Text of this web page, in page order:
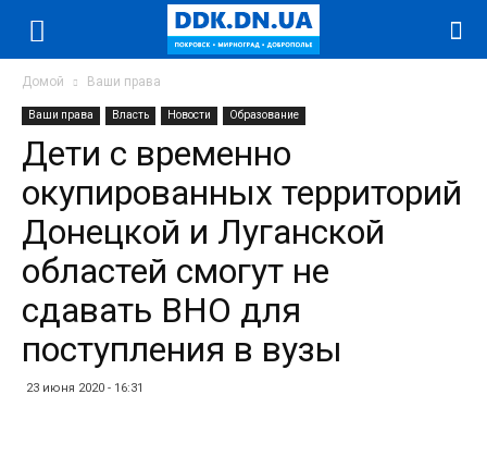
Домой Ваши права
Ваши права Власть Новости Образование
Дети с временно
окупированных территорий
Донецкой и Луганской
областей смогут не
сдавать ВНО для
поступления в вузы
23 июня 2020 - 16:31